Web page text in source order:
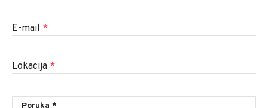
E-mail *
Lokacija *